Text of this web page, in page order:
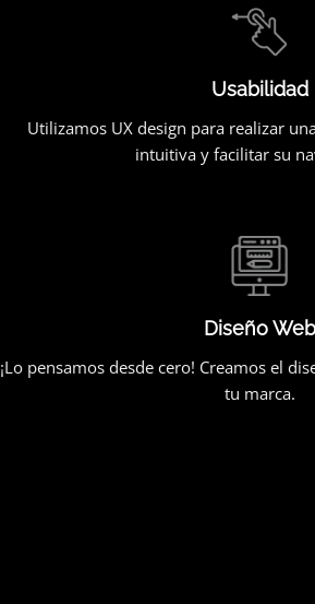
Usabilidad
Utilizamos UX design para realizar
intuitiva y facilitar su
Diseño Web
¡Lo pensamos desde cero! Creamos el
tu marca.